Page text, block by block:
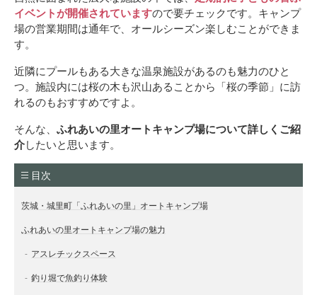
イベントが開催されていますので要チェックです。キャンプ
場の営業期間は通年で、オールシーズン楽しむことができま
す。
近隣にプールもある大きな温泉施設があるのも魅力のひと
つ。施設内には桜の木も沢山あることから「桜の季節」に訪
れるのもおすすめですよ。
そんな、 ふれあいの里オートキャンプ場について詳しくご紹
介したいと思います。
目次
茨城・城里町「ふれあいの里」オートキャンプ場
ふれあいの里オートキャンプ場の魅力
アスレチックスペース
釣り堀で魚釣り体験